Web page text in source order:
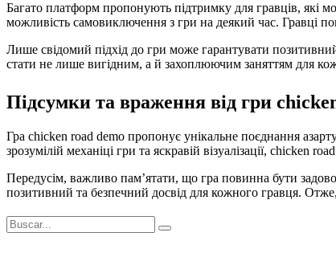
Багато платформ пропонують підтримку для гравців, які
можливість самовиключення з гри на деякий час. Гравці
Лише свідомий підхід до гри може гарантувати
стати не лише вигідним, а й захоплюючим заняттям для
Підсумки та враження від гри
Гра chicken road demo пропонує унікальне поєднання
зрозумілій механіці гри та яскравій візуалізації, chicken
Передусім, важливо пам’ятати, що гра повинна бути
позитивний та безпечний досвід для кожного гравця.